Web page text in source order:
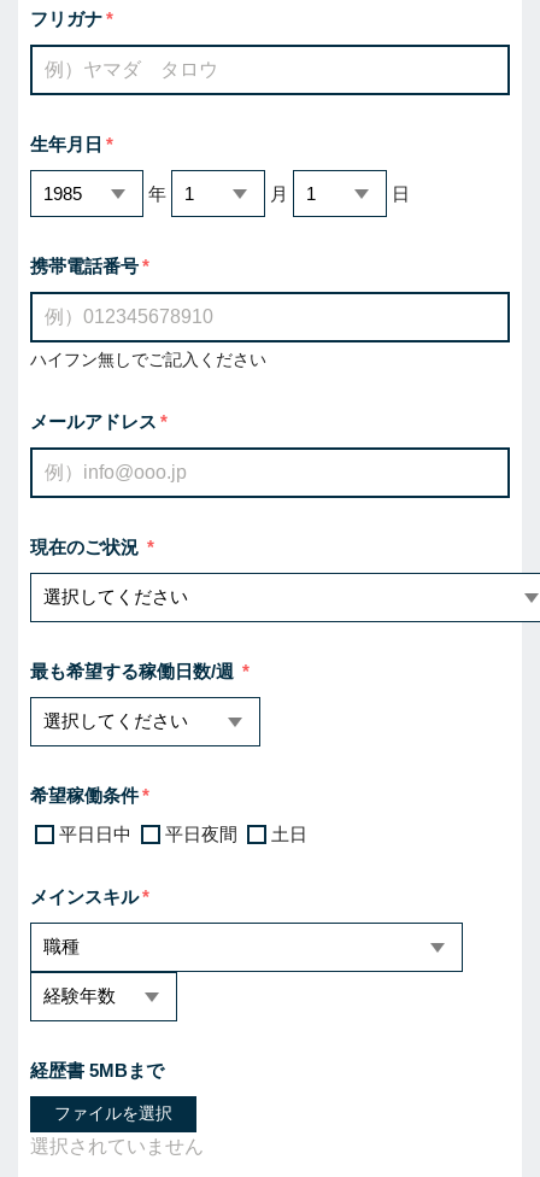
フリガナ
生年月日
年 月 日
携帯電話番号
ハイフン無しでご記入ください
メールアドレス
現在のご状況
最も希望する稼働日数/週
希望稼働条件
平日日中
平日夜間 土日
メインスキル
経歴書 5MBまで
ファイルを選択